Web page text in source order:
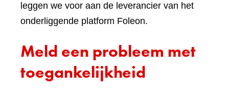
leggen we voor aan de leverancier van het
onderliggende platform Foleon.
Meld een probleem met
toegankelijkheid